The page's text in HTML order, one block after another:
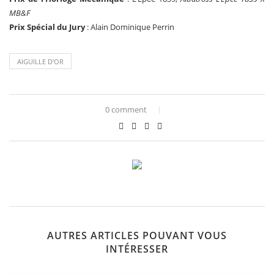
MB&F
Prix Spécial du Jury: Alain Dominique Perrin
AIGUILLE D'OR
0 comment
AUTRES ARTICLES POUVANT VOUS
INTÉRESSER